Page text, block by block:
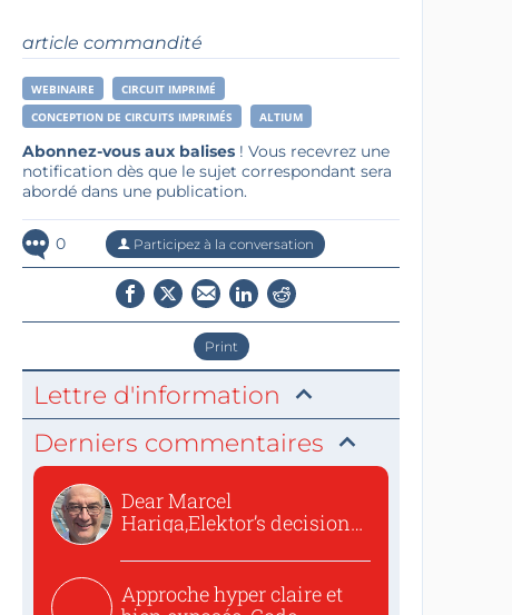
article commandité
WEBINAIRE
CIRCUIT IMPRIMÉ
CONCEPTION DE CIRCUITS IMPRIMÉS
ALTIUM
Abonnez-vous aux balises! Vous recevrez une
notification dès que le sujet correspondant sera
abordé dans une publication.
0 Participez à la conversation
Print
Lettre d'information
Derniers commentaires
Dear Marcel
Hariga,Elektor’s decision
Approche hyper claire et